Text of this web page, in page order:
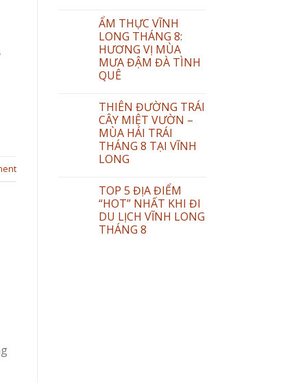
ẨM THỰC VĨNH
LONG THÁNG 8:
HƯƠNG VỊ MÙA
MƯA ĐẬM ĐÀ TÌNH
QUÊ
THIÊN ĐƯỜNG TRÁI
CÂY MIỆT VƯỜN –
MÙA HÁI TRÁI
THÁNG 8 TẠI VĨNH
LONG
TOP 5 ĐỊA ĐIỂM
“HOT” NHẤT KHI ĐI
DU LỊCH VĨNH LONG
THÁNG 8